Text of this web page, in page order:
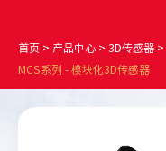
首页 > 产品中心 > 3D传感器 >
MCS系列 - 模块化3D传感器